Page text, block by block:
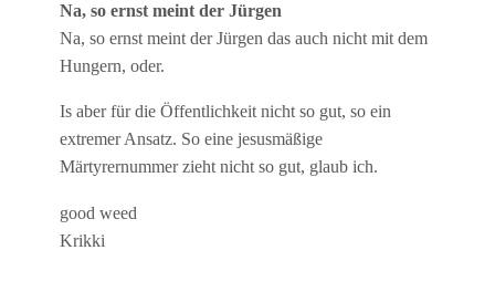
Na, so ernst meint der Jürgen
Na, so ernst meint der Jürgen das auch nicht mit dem
Hungern, oder.
Is aber für die Öffentlichkeit nicht so gut, so ein
extremer Ansatz. So eine jesusmäßige
Märtyrernummer zieht nicht so gut, glaub ich.
good weed
Krikki